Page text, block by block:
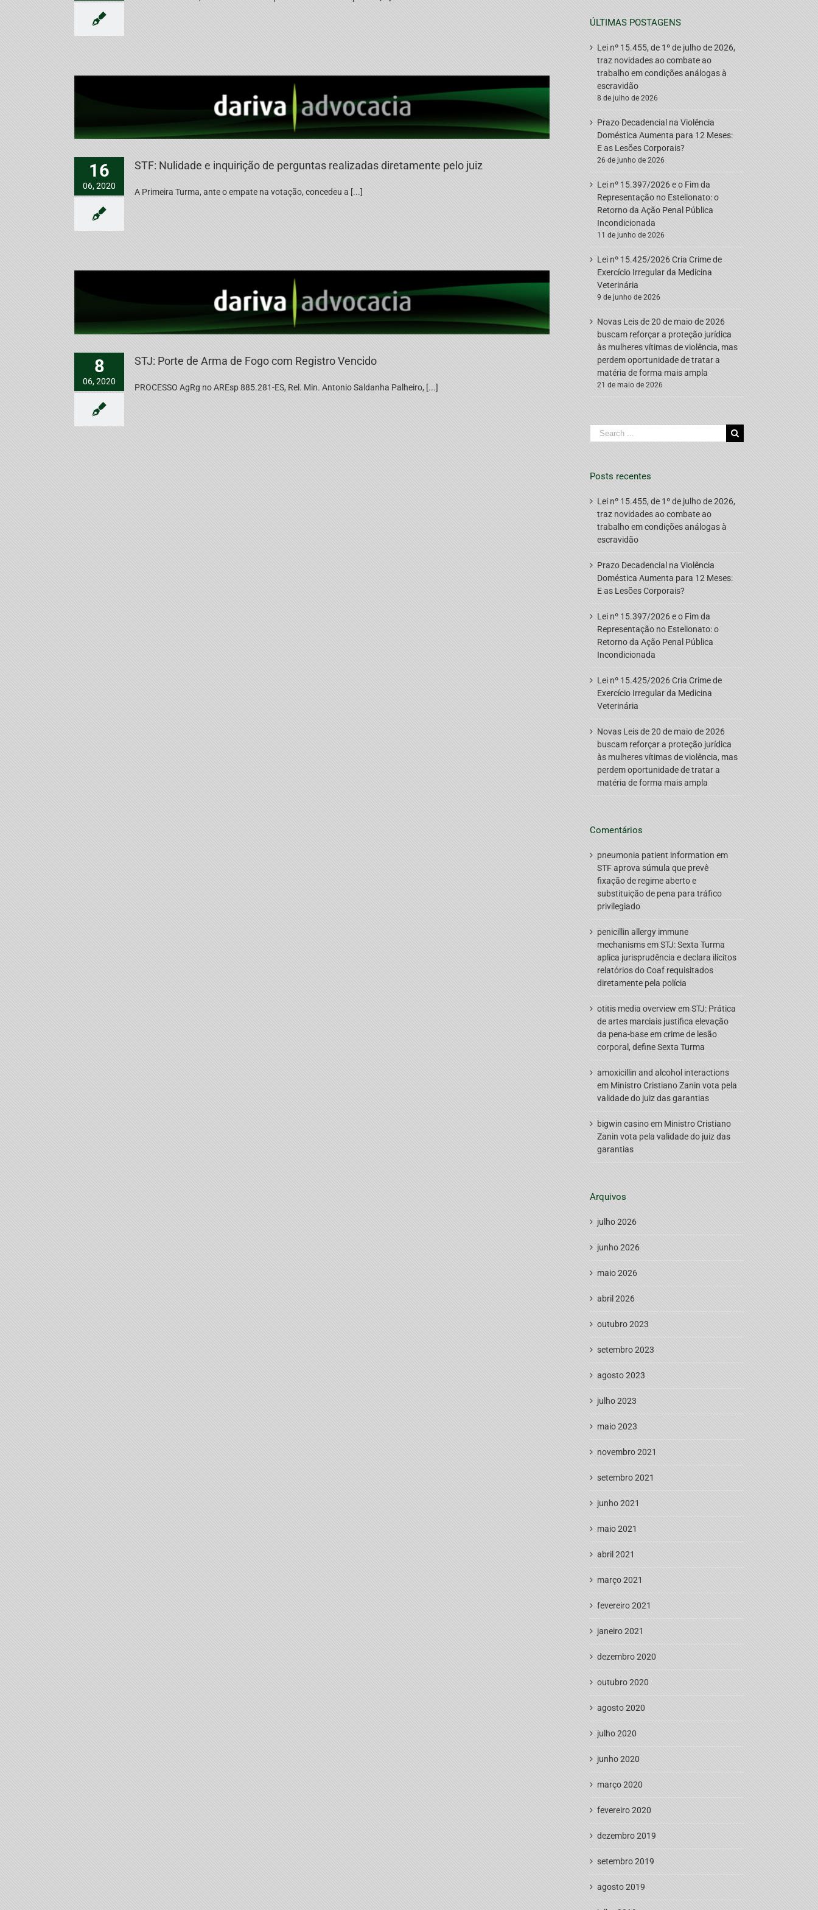
16
06, 2020
STF: Nulidade e inquirição de perguntas realizadas diretamente pelo juiz
A Primeira Turma, ante o empate na votação, concedeu a [...]
8
06, 2020
STJ: Porte de Arma de Fogo com Registro Vencido
PROCESSO AgRg no AREsp 885.281-ES, Rel. Min. Antonio Saldanha Palheiro, [...]
ÚLTIMAS POSTAGENS
Lei nº 15.455, de 1º de julho de 2026,
traz novidades ao combate ao
trabalho em condições análogas à
escravidão
8 de julho de 2026
Prazo Decadencial na Violência
Doméstica Aumenta para 12 Meses:
E as Lesões Corporais?
26 de junho de 2026
Lei nº 15.397/2026 e o Fim da
Representação no Estelionato: o
Retorno da Ação Penal Pública
Incondicionada
11 de junho de 2026
Lei nº 15.425/2026 Cria Crime de
Exercício Irregular da Medicina
Veterinária
9 de junho de 2026
Novas Leis de 20 de maio de 2026
buscam reforçar a proteção jurídica
às mulheres vítimas de violência, mas
perdem oportunidade de tratar a
matéria de forma mais ampla
21 de maio de 2026
Search
for:
Posts recentes
Lei nº 15.455, de 1º de julho de 2026,
traz novidades ao combate ao
trabalho em condições análogas à
escravidão
Prazo Decadencial na Violência
Doméstica Aumenta para 12 Meses:
E as Lesões Corporais?
Lei nº 15.397/2026 e o Fim da
Representação no Estelionato: o
Retorno da Ação Penal Pública
Incondicionada
Lei nº 15.425/2026 Cria Crime de
Exercício Irregular da Medicina
Veterinária
Novas Leis de 20 de maio de 2026
buscam reforçar a proteção jurídica
às mulheres vítimas de violência, mas
perdem oportunidade de tratar a
matéria de forma mais ampla
Comentários
pneumonia patient information em
STF aprova súmula que prevê
fixação de regime aberto e
substituição de pena para tráfico
privilegiado
penicillin allergy immune
mechanismsemSTJ: Sexta Turma
aplica jurisprudência e declara ilícitos
relatórios do Coaf requisitados
diretamente pela polícia
otitis media overviewemSTJ: Prática
de artes marciais justifica elevação
da pena-base em crime de lesão
corporal, define Sexta Turma
amoxicillin and alcohol interactions
em Ministro Cristiano Zanin vota pela
validade do juiz das garantias
bigwin casinoem Ministro Cristiano
Zanin vota pela validade do juiz das
garantias
Arquivos
julho 2026
junho 2026
maio 2026
abril 2026
outubro 2023
setembro 2023
agosto 2023
julho 2023
maio 2023
novembro 2021
setembro 2021
junho 2021
maio 2021
abril 2021
março 2021
fevereiro 2021
janeiro 2021
dezembro 2020
outubro 2020
agosto 2020
julho 2020
junho 2020
março 2020
fevereiro 2020
dezembro 2019
setembro 2019
agosto 2019